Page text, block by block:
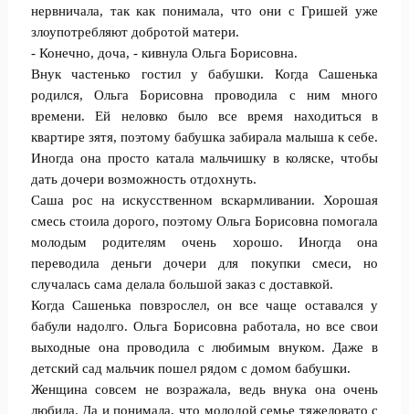
нервничала, так как понимала, что они с Гришей уже
злоупотребляют добротой матери.
- Конечно, доча, - кивнула Ольга Борисовна.
Внук частенько гостил у бабушки. Когда Сашенька
родился, Ольга Борисовна проводила с ним много
времени. Ей неловко было все время находиться в
квартире зятя, поэтому бабушка забирала малыша к себе.
Иногда она просто катала мальчишку в коляске, чтобы
дать дочери возможность отдохнуть.
Саша рос на искусственном вскармливании. Хорошая
смесь стоила дорого, поэтому Ольга Борисовна помогала
молодым родителям очень хорошо. Иногда она
переводила деньги дочери для покупки смеси, но
случалась сама делала большой заказ с доставкой.
Когда Сашенька повзрослел, он все чаще оставался у
бабули надолго. Ольга Борисовна работала, но все свои
выходные она проводила с любимым внуком. Даже в
детский сад мальчик пошел рядом с домом бабушки.
Женщина совсем не возражала, ведь внука она очень
любила. Да и понимала, что молодой семье тяжеловато с